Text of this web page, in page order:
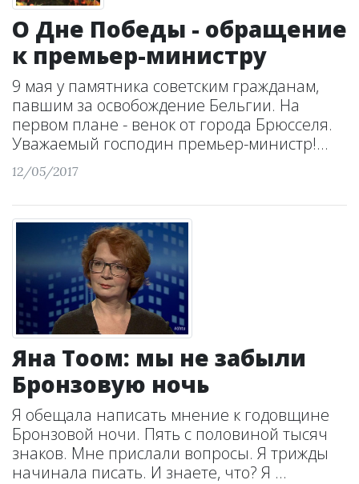
О Дне Победы - обращение
к премьер-министру
9 мая у памятника советским гражданам,
павшим за освобождение Бельгии. На
первом плане - венок от города Брюсселя.
Уважаемый господин премьер-министр!...
12/05/2017
Яна Тоом: мы не забыли
Бронзовую ночь
Я обещала написать мнение к годовщине
Бронзовой ночи. Пять с половиной тысяч
знаков. Мне прислали вопросы. Я трижды
начинала писать. И знаете, что? Я ...